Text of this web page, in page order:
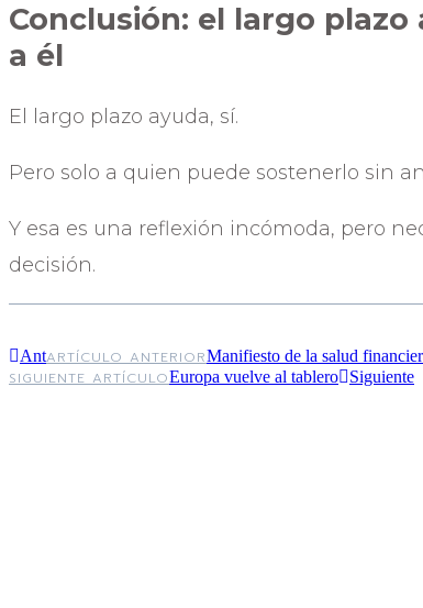
Conclusión: el largo
a él
El largo plazo ayuda, sí.
Pero solo a quien puede sostenerlo sin
Y esa es una reflexión incómoda, pero
decisión.
AntARTÍCULO ANTERIORManifiesto de la salud
SIGUIENTE ARTÍCULOEuropa vuelve al tablero Siguiente